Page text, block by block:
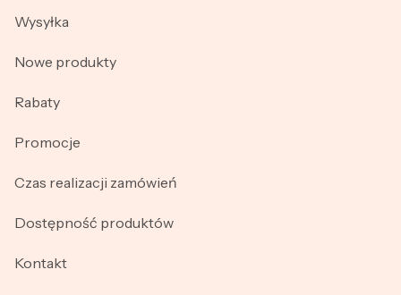
Wysyłka
Nowe produkty
Rabaty
Promocje
Czas realizacji zamówień
Dostępność produktów
Kontakt